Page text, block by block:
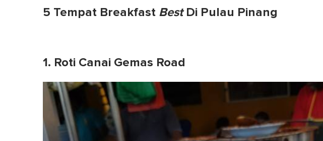
5 Tempat Breakfast BestDi Pulau Pinang
1. Roti Canai Gemas Road